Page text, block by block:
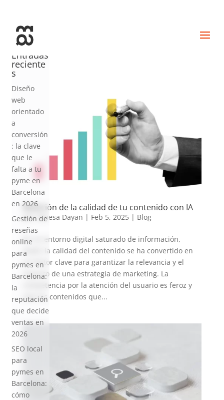
Medición de la calidad de tu contenido con IA
porVanesa Dayan | Feb 5, 2025| Blog
En un entorno digital saturado de información,
medir la calidad del contenido se ha convertido en
un factor clave para garantizar la relevancia y el
impacto de una estrategia de marketing. La
competencia por la atención del usuario es feroz y
solo los contenidos que...
Entradas
reciente
s
Diseño
web
orientado
a
conversión
: la clave
que le
falta a tu
pyme en
Barcelona
en 2026
Gestión de
reseñas
online
para
pymes en
Barcelona:
la
reputación
que decide
ventas en
2026
SEO local
para
pymes en
Barcelona:
cómo